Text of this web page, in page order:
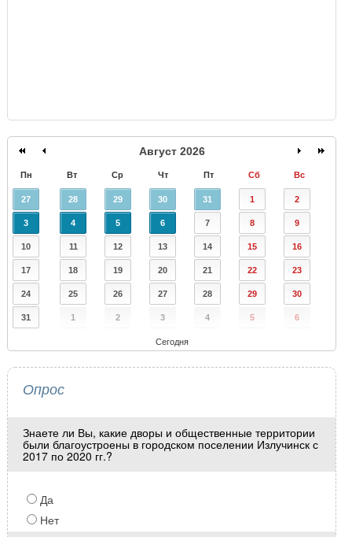
Август 2026
Пн Вт Ср Чт Пт Сб Вс
27 28 29 30 31 1 2
3 4 5 6 7 8 9
10 11 12 13 14 15 16
17 18 19 20 21 22 23
24 25 26 27 28 29 30
31 1 2 3 4 5 6
Сегодня
Опрос
Знаете ли Вы, какие дворы и общественные территории
были благоустроены в городском поселении Излучинск с
2017 по 2020 гг.?
Да
Нет